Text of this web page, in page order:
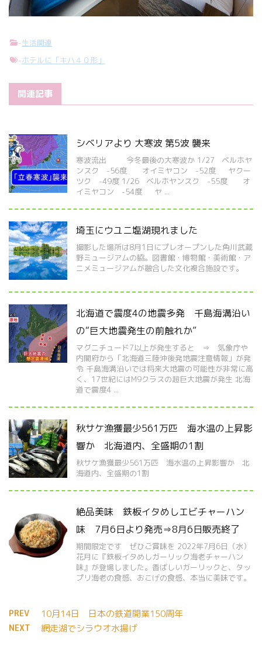
-生活関連
-ホテルに「キハ４０形」
関連記事
シベリアより 大寒波 第5波 襲来
寒波流出 今冬最後の大寒波か 1/27 ベルホヤ
ンスク -56度 オイミヤコン -52度 ヤクー
ツク -49度 1/26 ベルホヤンスク -55度 オ
イミヤコン -54度 ヤ ...
埼玉にウユニ塩湖現れました
撮影した場所は8月1日にプレオープンした角川武蔵
野ミュージアムの脇。図書館・博物館・美術館・ア
ニメミュージアムが融合した文化複合施設です。
北海道で震度4の地震多発 千島海溝沿い
の“巨大地震発生の前触れか”
マグニチュード7以上が発生すると ⇒ 気象庁や
内閣府から「北海道三陸沖後発地震注意情報」が発
令 千島海溝沿いでは将来大地震の可能性が非常に高
く、17世紀にはM9クラスの超巨大地震が発生 北海
道で震度4 ...
秋サケ漁獲最少561万匹 海水温の上昇影
響か 北海道内、全盛期の1割
秋サケ漁獲最少561万匹 海水温の上昇影響か 北
海道内、全盛期の1割
絶品美味 鉄板イタめしエビチャーハン
味 7月6日より発売⇒8月6日販売終了
期間限定です ぜひご賞味を 2022年7月6日（水）
花月に『鉄板イタめしガーリック海老チャーハン
味』が登場しました。香ばしいガーリックと、タッ
プリ海老の食感、おこげの食感、本当に美味です。
PREV 10月14日 日本の鉄道開業150周年
NEXT 網走湖でシラウオ水揚げ